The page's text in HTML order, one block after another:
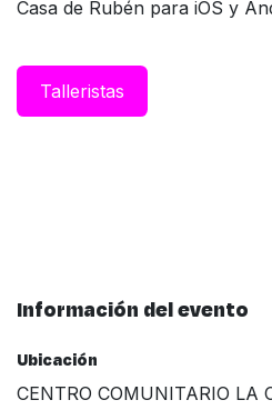
Casa de Rubén para iOS y
Taller​istas
Información del evento
Ubicación
CENTRO COMUNITARIO LA